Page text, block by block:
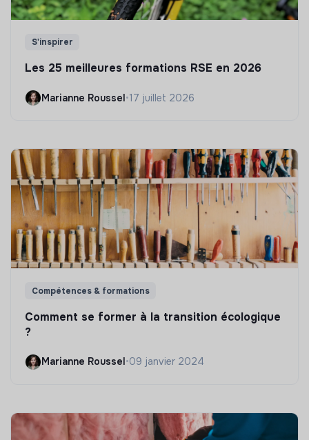
S'inspirer
Les 25 meilleures formations RSE en 2026
Marianne Roussel•17 juillet 2026
Compétences & formations
Comment se former à la transition écologique
?
Marianne Roussel •09 janvier 2024